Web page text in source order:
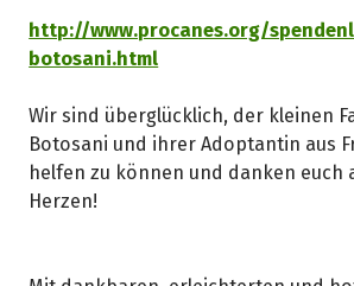
http://www.procanes.org/
botosani.html
Wir sind überglücklich, der kleinen
Botosani und ihrer Adoptantin aus
helfen zu können und danken euch
Herzen!